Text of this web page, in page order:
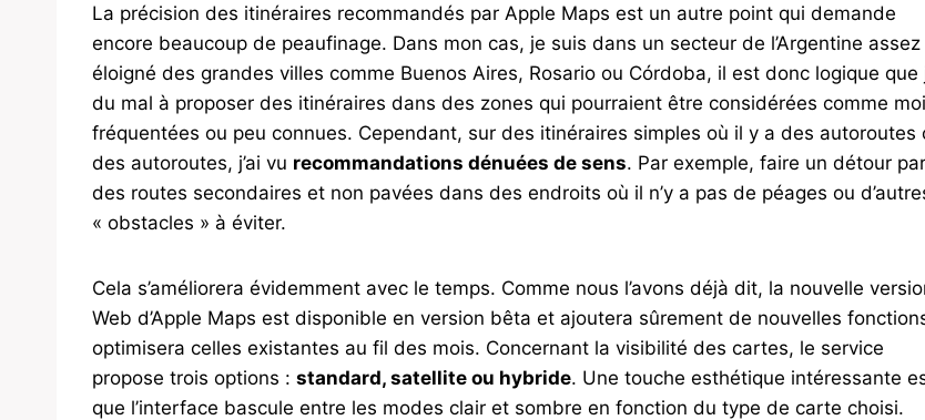
La précision des itinéraires recommandés par Apple Maps est un autre point qui demande
encore beaucoup de peaufinage. Dans mon cas, je suis dans un secteur de l’Argentine assez
éloigné des grandes villes comme Buenos Aires, Rosario ou Córdoba, il est donc logique que
du mal à proposer des itinéraires dans des zones qui pourraient être considérées comme
fréquentées ou peu connues. Cependant, sur des itinéraires simples où il y a des autoroutes
des autoroutes, j’ai vu recommandations dénuées de sens. Par exemple, faire un détour par
des routes secondaires et non pavées dans des endroits où il n’y a pas de péages ou
« obstacles » à éviter.
Cela s’améliorera évidemment avec le temps. Comme nous l’avons déjà dit, la nouvelle
Web d’Apple Maps est disponible en version bêta et ajoutera sûrement de nouvelles
optimisera celles existantes au fil des mois. Concernant la visibilité des cartes, le service
propose trois options : standard, satellite ou hybride. Une touche esthétique intéressante
que l’interface bascule entre les modes clair et sombre en fonction du type de carte choisi.